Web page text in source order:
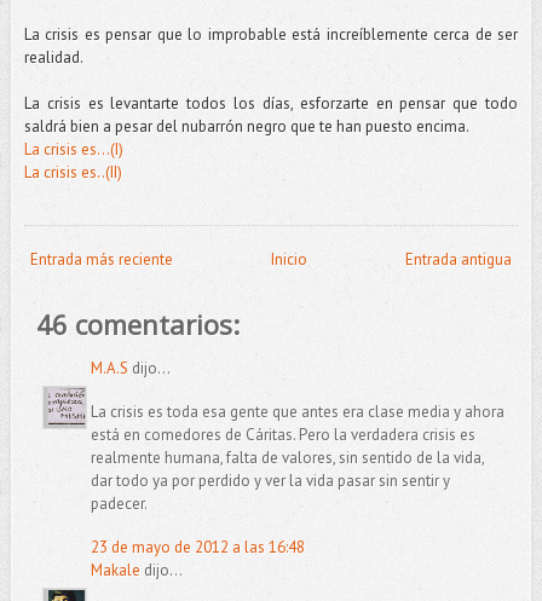
La crisis es pensar que lo improbable está increíblemente cerca de ser
realidad.
La crisis es levantarte todos los días, esforzarte en pensar que todo
saldrá bien a pesar del nubarrón negro que te han puesto encima.
La crisis es...(I)
La crisis es..(II)
Entrada más reciente Entrada antigua
Inicio
46 comentarios:
M.A.S dijo...
La crisis es toda esa gente que antes era clase media y ahora
está en comedores de Cáritas. Pero la verdadera crisis es
realmente humana, falta de valores, sin sentido de la vida,
dar todo ya por perdido y ver la vida pasar sin sentir y
padecer.
23 de mayo de 2012 a las 16:48
Makale dijo...